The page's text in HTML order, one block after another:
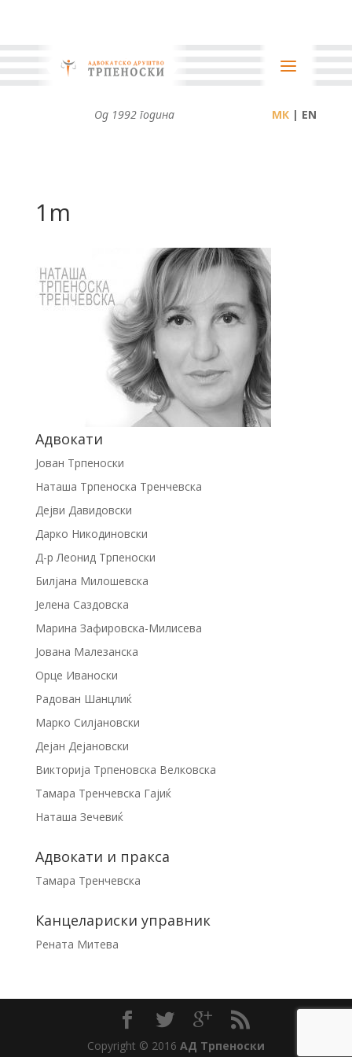
Од 1992 година | EN
1m
Адвокати
Јован Трпеноски
Наташа Трпеноска Тренчевска
Дејви Давидовски
Дарко Никодиновски
Д-р Леонид Трпеноски
Билјана Милошевска
Јелена Саздовска
Марина Зафировска-Милисева
Јована Малезанска
Орце Иваноски
Радован Шанцлиќ
Марко Силјановски
Дејан Дејановски
Викторија Трпеновска Велковска
Тамара Тренчевска Гајиќ
Наташа Зечевиќ
Адвокати и пракса
Тамара Тренчевска
Канцелариски управник
Рената Митева
Copyright © 2016 АД Трпеноски